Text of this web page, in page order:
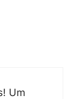
Um